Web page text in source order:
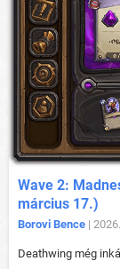
Wave 2:
március 17.)
Borovi Bence |
Deathwing még